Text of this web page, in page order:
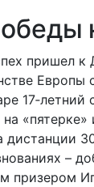
пришел к
Европы
17‑летний
«пятерке»
дистанции
–
призером